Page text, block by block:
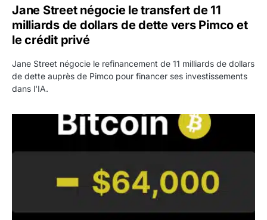
Jane Street négocie le transfert de 11
milliards de dollars de dette vers Pimco et
le crédit privé
Jane Street négocie le refinancement de 11 milliards de dollars
de dette auprès de Pimco pour financer ses investissements
dans l'IA.
Bitcoin stagne à 64 000 dollars pendant que les